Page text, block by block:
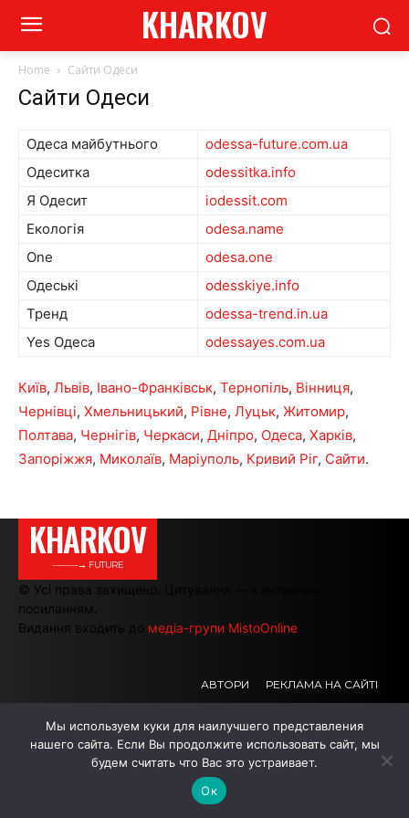
KHARKOV
Home Сайти Одеси
Сайти Одеси
Одеса майбутнього
odessa-future.com.ua
Одеситка
odessitka.info
Я Одесит
iodessit.com
Екологія
odesa.name
One
odesa.one
Одеські
odesskiye.info
Тренд
odessa-trend.in.ua
Yes Одеса
odessayes.com.ua
Київ, Львів, Івано-Франківськ, Тернопіль, Вінниця,
Чернівці, Хмельницький, Рівне, Луцьк, Житомир,
Полтава, Чернігів, Черкаси, Дніпро, Одеса, Харків,
Запоріжжя, Миколаїв, Маріуполь, Кривий Ріг, Сайти.
KHARKOV
———→ FUTURE
© Усі права захищено. Цитування — з активним
посиланням.
Видання входить до медіа-групи MistoOnline
АВТОРИ РЕКЛАМА НА САЙТІ
Мы используем куки для наилучшего представления
нашего сайта. Если Вы продолжите использовать сайт, мы
будем считать что Вас это устраивает.
Ок